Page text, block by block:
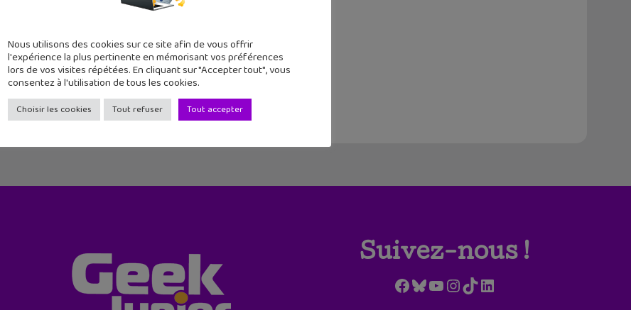
Suivez-nous !
Facebook
Bluesky
YouTube
Instagram
TikTokLinkedIn
Nous utilisons des cookies sur ce site afin de vous offrir
l'expérience la plus pertinente en mémorisant vos préférences
lors de vos visites répétées. En cliquant sur "Accepter tout", vous
consentez à l'utilisation de tous les cookies.
Choisir les cookies Tout refuser Tout accepter